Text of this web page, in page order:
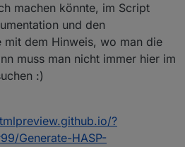
inSonoff NSPanel
seid echt geil :)
auf github
Teil austauschen...
joBr99/nspanel-lovelace-
NsPanelTs.ts
machen könnte, im Script
und den
mit dem Hinweis, wo man die
muss man nicht immer hier im
:)
?
Generate-HASP-